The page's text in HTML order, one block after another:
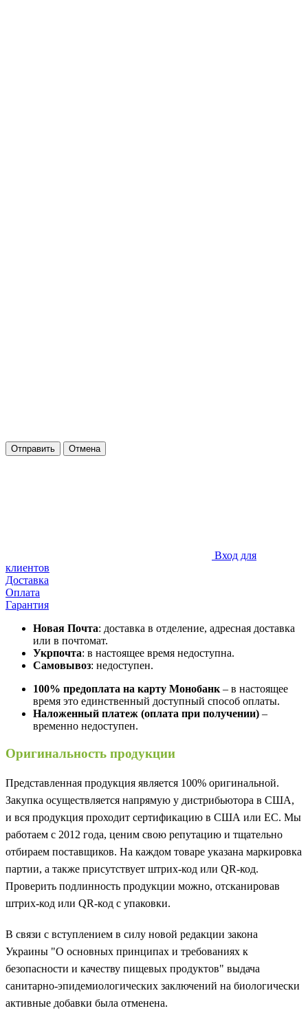
Отправить Отмена
Вход для
клиентов
Доставка
Оплата
Гарантия
Новая Почта: доставка в отделение, адресная доставка
или в почтомат.
Укрпочта: в настоящее время недоступна.
Самовывоз: недоступен.
100% предоплата на карту Монобанк – в настоящее
время это единственный доступный способ оплаты.
Наложенный платеж (оплата при получении) –
временно недоступен.
Оригинальность продукции
Представленная продукция является 100% оригинальной.
Закупка осуществляется напрямую у дистрибьютора в США,
и вся продукция проходит сертификацию в США или ЕС. Мы
работаем с 2012 года, ценим свою репутацию и тщательно
отбираем поставщиков. На каждом товаре указана маркировка
партии, а также присутствует штрих-код или QR-код.
Проверить подлинность продукции можно, отсканировав
штрих-код или QR-код с упаковки.
В связи с вступлением в силу новой редакции закона
Украины "О основных принципах и требованиях к
безопасности и качеству пищевых продуктов" выдача
санитарно-эпидемиологических заключений на биологически
активные добавки была отменена.